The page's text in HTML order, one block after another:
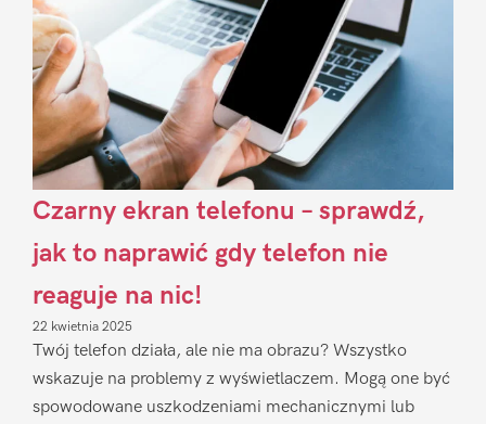
Czarny ekran telefonu – sprawdź,
jak to naprawić gdy telefon nie
reaguje na nic!
22 kwietnia 2025
Twój telefon działa, ale nie ma obrazu? Wszystko
wskazuje na problemy z wyświetlaczem. Mogą one być
spowodowane uszkodzeniami mechanicznymi lub